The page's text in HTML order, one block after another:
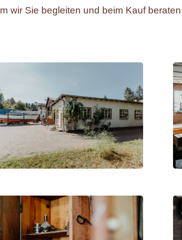
wir Sie begleiten und beim Kauf